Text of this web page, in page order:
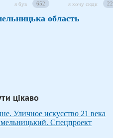
я був 652 я хочу сюди 22
область
цікаво
Уличное искусство 21 века
Спецпроект